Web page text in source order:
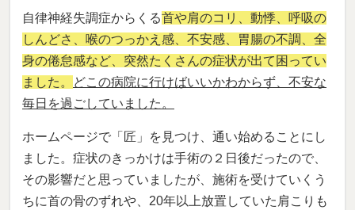
自律神経失調症からくる首や肩のコリ、動悸、呼吸の
しんどさ、喉のつっかえ感、不安感、胃腸の不調、全
身の倦怠感など、突然たくさんの症状が出て困ってい
ました。
どこの病院に行けばいいかわからず、不安な
毎日を過ごしていました。
ホームページで「匠」を見つけ、通い始めることにし
ました。症状のきっかけは手術の２日後だったので、
その影響だと思っていましたが、施術を受けていくう
ちに首の骨のずれや、20年以上放置していた肩こりも